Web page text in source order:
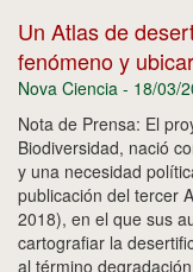
Un Atlas de
fenómeno y
Nova Ciencia - 18/03/
Nota de Prensa: El
Biodiversidad, nació
y una necesidad
publicación del tercer
2018), en el que sus
cartografiar la
al término